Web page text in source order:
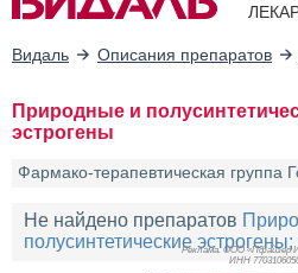
Видаль Описания препаратов
Природные и
эстрогены
Фармако-терапевтическая группа
Не найдено препаратов
полусинтетическиеРеклама. ООО «Пфайзер
ИНН 770